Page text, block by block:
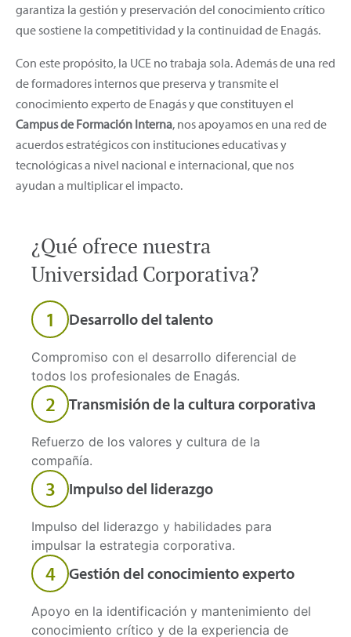
garantiza la gestión y preservación del conocimiento crítico
que sostiene la competitividad y la continuidad de Enagás.
Con este propósito, la UCE no trabaja sola. Además de una red
de formadores internos que preserva y transmite el
conocimiento experto de Enagás y que constituyen el
Campus de Formación Interna, nos apoyamos en una red de
acuerdos estratégicos con instituciones educativas y
tecnológicas a nivel nacional e internacional, que nos
ayudan a multiplicar el impacto.
¿Qué ofrece nuestra
Universidad Corporativa?
1 Desarrollo del talento
Compromiso con el desarrollo diferencial de
todos los profesionales de Enagás.
2 Transmisión de la cultura corporativa
Refuerzo de los valores y cultura de la
compañía.
3 Impulso del liderazgo
Impulso del liderazgo y habilidades para
impulsar la estrategia corporativa.
4 Gestión del conocimiento experto
Apoyo en la identificación y mantenimiento del
conocimiento crítico y de la experiencia de